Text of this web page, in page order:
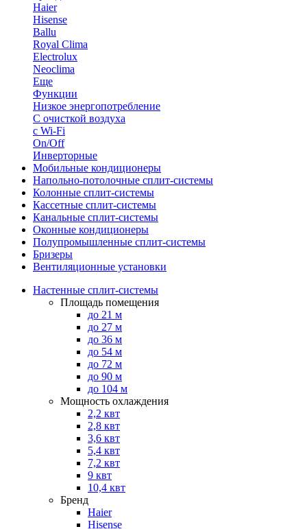
Haier
Hisense
Ballu
Royal Clima
Electrolux
Neoclima
Еще
Функции
Низкое энергопотребление
С очисткой воздуха
с Wi-Fi
On/Off
Инверторные
Мобильные кондиционеры
Напольно-потолоч​ные ​сплит-системы
Колонные ​​сплит-системы
Кассетные сплит-системы
Канальные сплит-системы
Оконные кондиционеры
Полупромышленные сплит-системы
Бризеры
Вентиляционные установки
Настенные сплит-системы
Площадь помещения
до 21 м
до 27 м
до 36 м
до 54 м
до 72 м
до 90 м
до 104 м
Мощность охлаждения
2,2 квт
2,8 квт
3,6 квт
5,4 квт
7,2 квт
9 квт
10,4 квт
Бренд
Haier
Hisense